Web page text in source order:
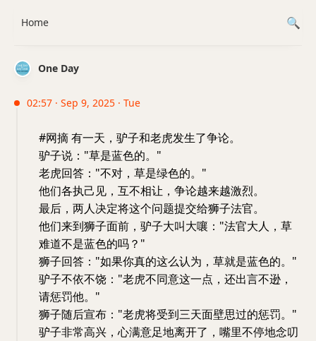
One Day
02:57 · Sep 9, 2025 · Tue
#网摘 有一天，驴子和老虎发生了争论。
驴子说："草是蓝色的。"
老虎回答："不对，草是绿色的。"
他们各执己见，互不相让，争论越来越激烈。
最后，两人决定将这个问题提交给狮子法官。
他们来到狮子面前，驴子大叫大嚷："法官大人，草
难道不是蓝色的吗？"
狮子回答："如果你真的这么认为，草就是蓝色的。"
驴子不依不饶："老虎不同意这一点，还出言不逊，
请惩罚他。"
狮子随后宣布："老虎将受到三天面壁思过的惩罚。"
驴子非常高兴，心满意足地离开了，嘴里不停地念叨
Home